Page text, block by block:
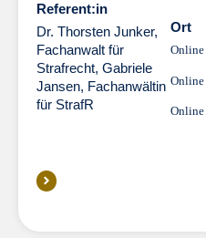
Referent:in
Dr. Thorsten Junker,
Fachanwalt für
Strafrecht, Gabriele
Jansen, Fachanwältin
für StrafR
Ort
Online
Online
Online